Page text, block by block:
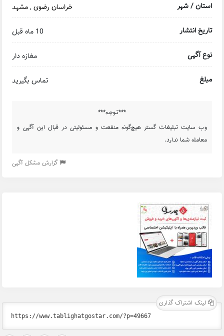
استان / شهر خراسان رضوی,مشهد
تاریخ انتشار 10 ماه قبل
نوع آگهی مغازه دار
مبلغ تماس بگیرید
***تـوجـه***
وب سایت تبلیغات گستر هیچ‌گونه منفعت و مسئولیتی در قبال این آگهی و
معامله شما ندارد.
گزارش مشکل آگهی
لینک اشتراک گذاری